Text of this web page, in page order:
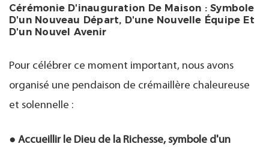
Cérémonie D'inauguration De Maison : Symbole
D'un Nouveau Départ, D'une Nouvelle Équipe Et
D'un Nouvel Avenir
Pour célébrer ce moment important, nous avons
organisé une pendaison de crémaillère chaleureuse
et solennelle :
● Accueillir le Dieu de la Richesse, symbole d'un